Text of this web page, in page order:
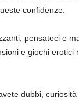
confidenze.
pensateci e
e giochi erotici
dubbi, curiosità